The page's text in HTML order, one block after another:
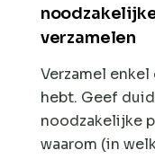
verzamelen
Verzamel
hebt. Geef
noodzakelijke
waarom (in